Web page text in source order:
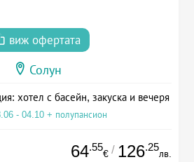
виж офертата
Солун
хотел с басейн, закуска и вечеря
- 04.10 + полупансион
64.55
€ / 126.25
лв.